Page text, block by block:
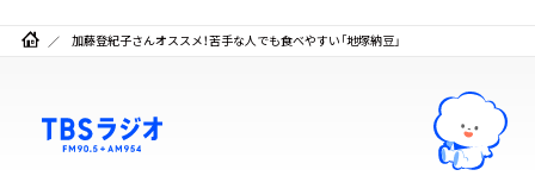
加藤登紀子さんオススメ！苦手な人でも食べやすい「地塚納豆」